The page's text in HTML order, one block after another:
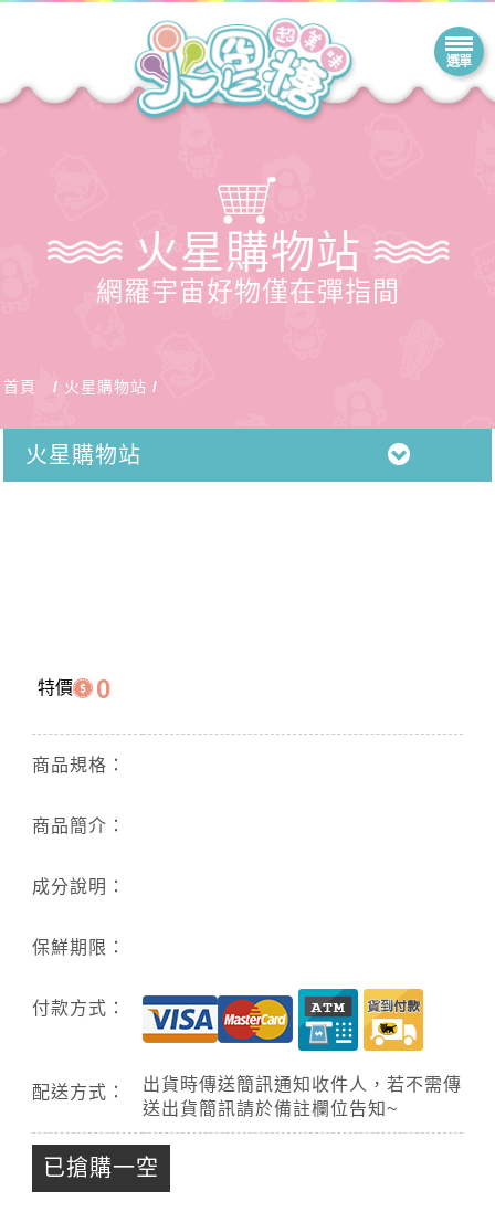
火星購物站
網羅宇宙好物僅在彈指間
首頁 火星購物站
火星購物站
特價 0
商品規格：
商品簡介：
成分說明：
保鮮期限：
付款方式：
配送方式：
出貨時傳送簡訊通知收件人，若不需傳
送出貨簡訊請於備註欄位告知~
已搶購一空